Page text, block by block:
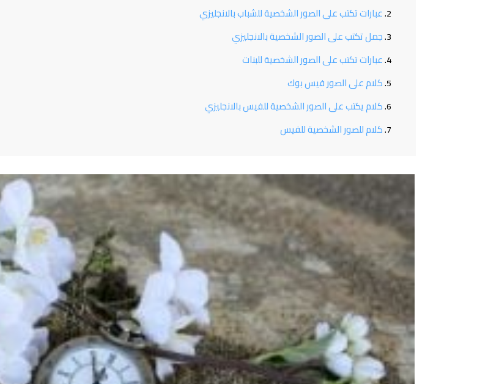
عبارات تكتب على الصور الشخصية للشباب بالانجليزي
جمل تكتب على الصور الشخصية بالانجليزي
عبارات تكتب على الصور الشخصية للبنات
كلام على الصور فيس بوك
كلام يكتب على الصور الشخصية للفيس بالانجليزي
كلام للصور الشخصية للفيس